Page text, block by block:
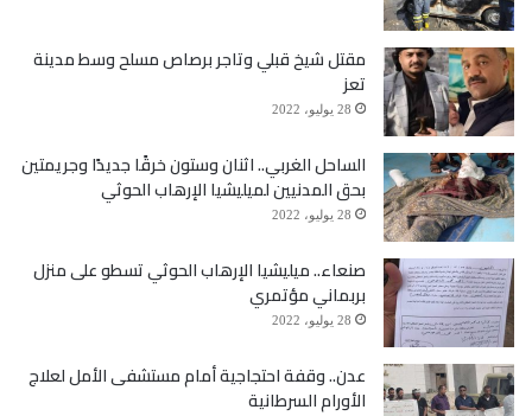
مقتل شيخ قبلي وتاجر برصاص مسلح وسط مدينة
تعز
28 يوليو، 2022
الساحل الغربي.. اثنان وستون خرقًا جديدًا وجريمتين
بحق المدنيين لميليشيا الإرهاب الحوثي
28 يوليو، 2022
صنعاء.. ميليشيا الإرهاب الحوثي تسطو على منزل
بربماني مؤتمري
28 يوليو، 2022
عدن.. وقفة احتجاجية أمام مستشفى الأمل لعلاج
الأورام السرطانية